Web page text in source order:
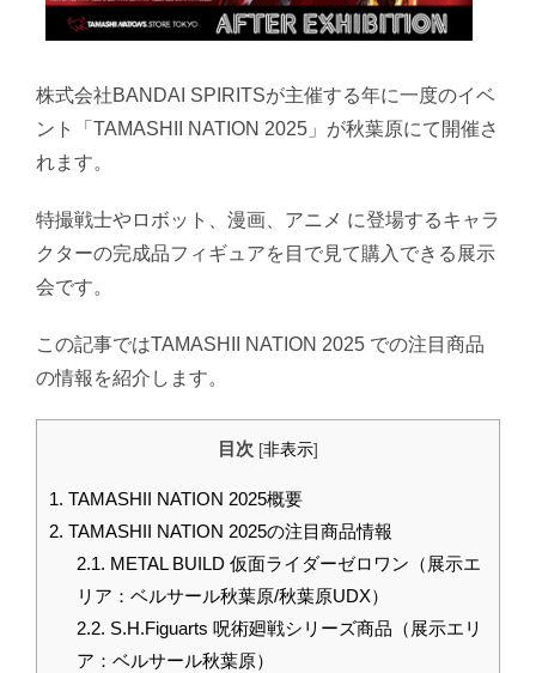
株式会社BANDAI SPIRITSが主催する年に一度のイベ
ント「TAMASHII NATION 2025」が秋葉原にて開催さ
れます。
特撮戦士やロボット、漫画、アニメ に登場するキャラ
クターの完成品フィギュアを目で見て購入できる展示
会です。
この記事ではTAMASHII NATION 2025 での注目商品
の情報を紹介します。
目次 [非表示]
1. TAMASHII NATION 2025概要
2. TAMASHII NATION 2025の注目商品情報
2.1. METAL BUILD 仮面ライダーゼロワン（展示エ
リア：ベルサール秋葉原/秋葉原UDX）
2.2. S.H.Figuarts 呪術廻戦シリーズ商品（展示エリ
ア：ベルサール秋葉原）